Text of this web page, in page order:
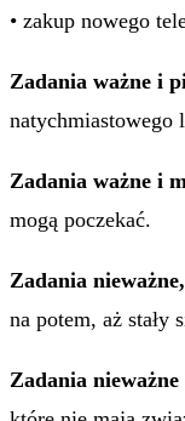
• zakup nowego
Zadania ważne i
natychmiastowego
Zadania ważne i
mogą poczekać.
Zadania
na potem, aż stały
Zadania